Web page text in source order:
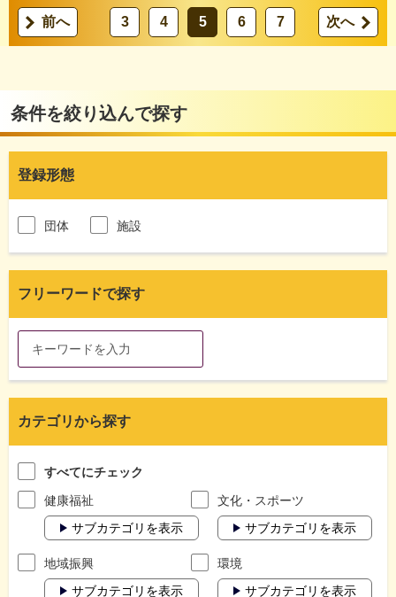
前へ 3 4 5 6 7 次へ
条件を絞り込んで探す
登録形態
団体 施設
フリーワードで探す
カテゴリから探す
すべてにチェック
健康福祉
サブカテゴリを表示
文化・スポーツ
サブカテゴリを表示
地域振興
サブカテゴリを表示
環境
サブカテゴリを表示